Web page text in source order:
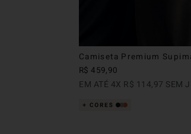
Camiseta Premium
R$ 459,90
EM ATÉ 4X R$ 114,97 SEM